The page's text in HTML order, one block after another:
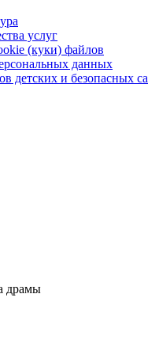
услуг
(куки) файлов
данных
детских и безопасных
драмы